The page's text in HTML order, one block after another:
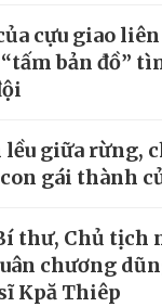
cựu giao
bản đồ”
lều giữa rừng,
gái thành
thư, Chủ tịch
chương
Kpă Thiêp